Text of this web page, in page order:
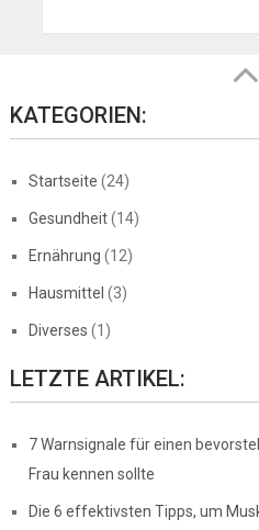
KATEGORIEN:
Startseite (24)
Gesundheit(14)
Ernährung (12)
Hausmittel (3)
Diverses (1)
LETZTE ARTIKEL:
7 Warnsignale für einen
Frau kennen sollte
Die 6 effektivsten Tipps, um